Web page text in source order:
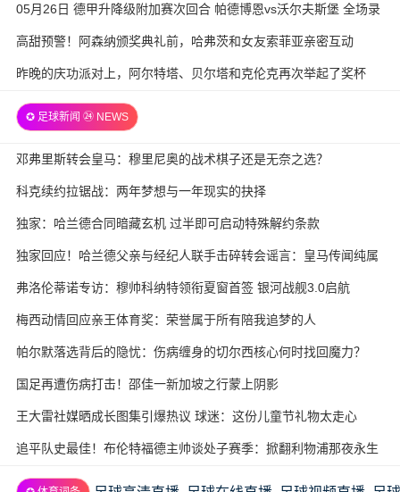
05月26日 德甲升降级附加赛次回合 帕德博恩vs沃尔夫斯堡 全场录
像
高甜预警！阿森纳颁奖典礼前，哈弗茨和女友索菲亚亲密互动
昨晚的庆功派对上，阿尔特塔、贝尔塔和克伦克再次举起了奖杯
✪ 足球新闻 ㉔ NEWS
邓弗里斯转会皇马：穆里尼奥的战术棋子还是无奈之选？
科克续约拉锯战：两年梦想与一年现实的抉择
独家：哈兰德合同暗藏玄机 过半即可启动特殊解约条款
独家回应！哈兰德父亲与经纪人联手击碎转会谣言：皇马传闻纯属
虚构
弗洛伦蒂诺专访：穆帅科纳特领衔夏窗首签 银河战舰3.0启航
梅西动情回应亲王体育奖：荣誉属于所有陪我追梦的人
帕尔默落选背后的隐忧：伤病缠身的切尔西核心何时找回魔力？
国足再遭伤病打击！邵佳一新加坡之行蒙上阴影
王大雷社媒晒成长图集引爆热议 球迷：这份儿童节礼物太走心
追平队史最佳！布伦特福德主帅谈处子赛季：掀翻利物浦那夜永生